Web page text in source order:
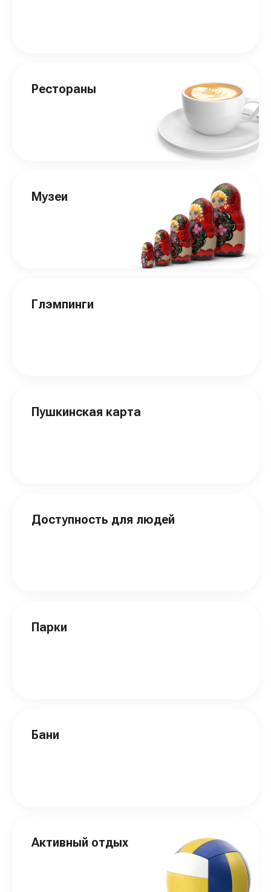
Рестораны
Музеи
Глэмпинги
Пушкинская карта
Доступность для людей
Парки
Бани
Активный отдых